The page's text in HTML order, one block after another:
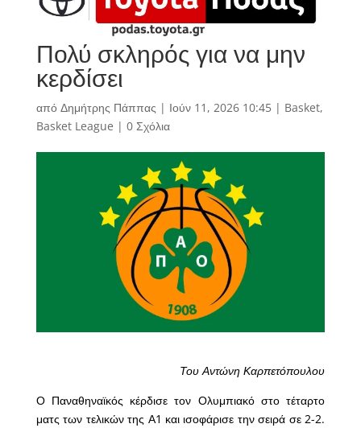
Πολύ σκληρός για να μην
κερδίσει
από Δημήτρης Πάππας | Ιούν 11, 2026 10:45| Basket,
Basket League | 0 Σχόλια
Του Αντώνη Καρπετόπουλου
Ο Παναθηναϊκός κέρδισε τον Ολυμπιακό στο τέταρτο
ματς των τελικών της Α1 και ισοφάρισε την σειρά σε 2-2.